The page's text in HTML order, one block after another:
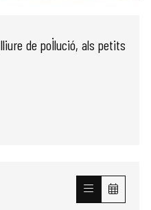
de pol·lució, als petits